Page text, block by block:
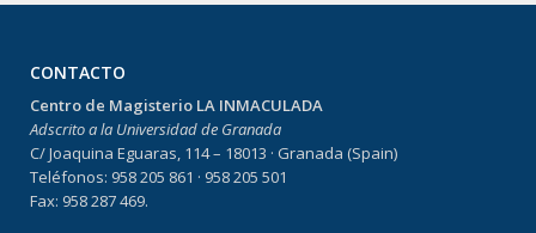
CONTACTO
Centro de Magisterio LA INMACULADA
Adscrito a la Universidad de Granada
C/ Joaquina Eguaras, 114 – 18013 · Granada (Spain)
Teléfonos: 958 205 861 · 958 205 501
Fax: 958 287 469.